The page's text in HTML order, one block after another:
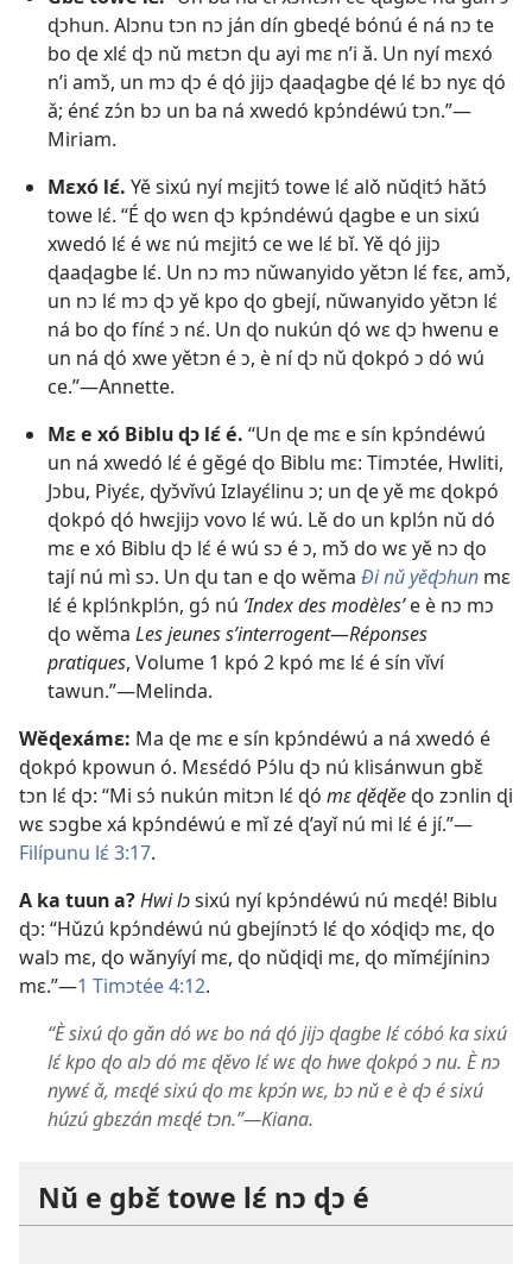
ɖɔhun. Alɔnu tɔn nɔ ján dín gbeɖé bónú é ná nɔ te
bo ɖe xlɛ́ ɖɔ nǔ mɛtɔn ɖu ayi mɛ n’i ǎ. Un nyí mɛxó
n’i amɔ̌, un mɔ ɖɔ é ɖó jijɔ ɖaaɖagbe ɖé lɛ́ bɔ nyɛ ɖó
ǎ; énɛ́ zɔ́n bɔ un ba ná xwedó kpɔ́ndéwú tɔn.”—
Miriam.
Mɛxó lɛ́. Yě sixú nyí mɛjitɔ́ towe lɛ́ alǒ nǔɖitɔ́ hǎtɔ́
towe lɛ́. “É ɖo wɛn ɖɔ kpɔ́ndéwú ɖagbe e un sixú
xwedó lɛ́ é wɛ nú mɛjitɔ́ ce we lɛ́ bǐ. Yě ɖó jijɔ
ɖaaɖagbe lɛ́. Un nɔ mɔ nǔwanyido yětɔn lɛ́ fɛɛ, amɔ̌,
un nɔ lɛ́ mɔ ɖɔ yě kpo ɖo gbejí, nǔwanyido yětɔn lɛ́
ná bo ɖo fínɛ́ ɔ nɛ́. Un ɖo nukún ɖó wɛ ɖɔ hwenu e
un ná ɖó xwe yětɔn é ɔ, è ní ɖɔ nǔ ɖokpó ɔ dó wú
ce.”—Annette.
Mɛ e xó Biblu ɖɔ lɛ́ é. “Un ɖe mɛ e sín kpɔ́ndéwú
un ná xwedó lɛ́ é gěgé ɖo Biblu mɛ: Timɔtée, Hwliti,
Jɔbu, Piyɛ́ɛ, ɖyɔ̌vǐvú Izlayɛ́linu ɔ; un ɖe yě mɛ ɖokpó
ɖokpó ɖó hwɛjijɔ vovo lɛ́ wú. Lě do un kplɔ́n nǔ dó
mɛ e xó Biblu ɖɔ lɛ́ é wú sɔ é ɔ, mɔ̌ do wɛ yě nɔ ɖo
tají nú mì sɔ. Un ɖu tan e ɖo wěma Ði nǔ yěɖɔhun mɛ
lɛ́ é kplɔ́nkplɔ́n, gɔ́ nú ‘Index des modèles’e è nɔ mɔ
ɖo wěma Les jeunes s’interrogent—Réponses
pratiques, Volume 1 kpó 2 kpó mɛ lɛ́ é sín vǐví
tawun.”—Melinda.
Wěɖexámɛ: Ma ɖe mɛ e sín kpɔ́ndéwú a ná xwedó é
ɖokpó kpowun ó. Mɛsɛ́dó Pɔ́lu ɖɔ nú klisánwun gbɛ̌
tɔn lɛ́ ɖɔ: “Mi sɔ́ nukún mitɔn lɛ́ ɖó mɛ ɖěɖěeɖo zɔnlin ɖi
wɛ sɔgbe xá kpɔ́ndéwú e mǐ zé ɖ’ayǐ nú mi lɛ́ é jí.”—
Filípunu lɛ́ 3:17.
A ka tuun a?Hwi lɔsixú nyí kpɔ́ndéwú nú mɛɖé! Biblu
ɖɔ: “Hǔzú kpɔ́ndéwú nú gbejínɔtɔ́ lɛ́ ɖo xóɖiɖɔ mɛ, ɖo
walɔ mɛ, ɖo wǎnyíyí mɛ, ɖo nǔɖiɖi mɛ, ɖo mǐmɛ́jíninɔ
mɛ.”—1 Timɔtée 4:12.
“È sixú ɖo gǎn dó wɛ bo ná ɖó jijɔ ɖagbe lɛ́ cóbó ka sixú
lɛ́ kpo ɖo alɔ dó mɛ ɖěvo lɛ́ wɛ ɖo hwe ɖokpó ɔ nu. È nɔ
nywɛ́ ǎ, mɛɖé sixú ɖo mɛ kpɔ́n wɛ, bɔ nǔ e è ɖɔ é sixú
húzú gbɛzán mɛɖé tɔn.”—Kiana.
Nǔ e gbɛ̌ towe lɛ́ nɔ ɖɔ é